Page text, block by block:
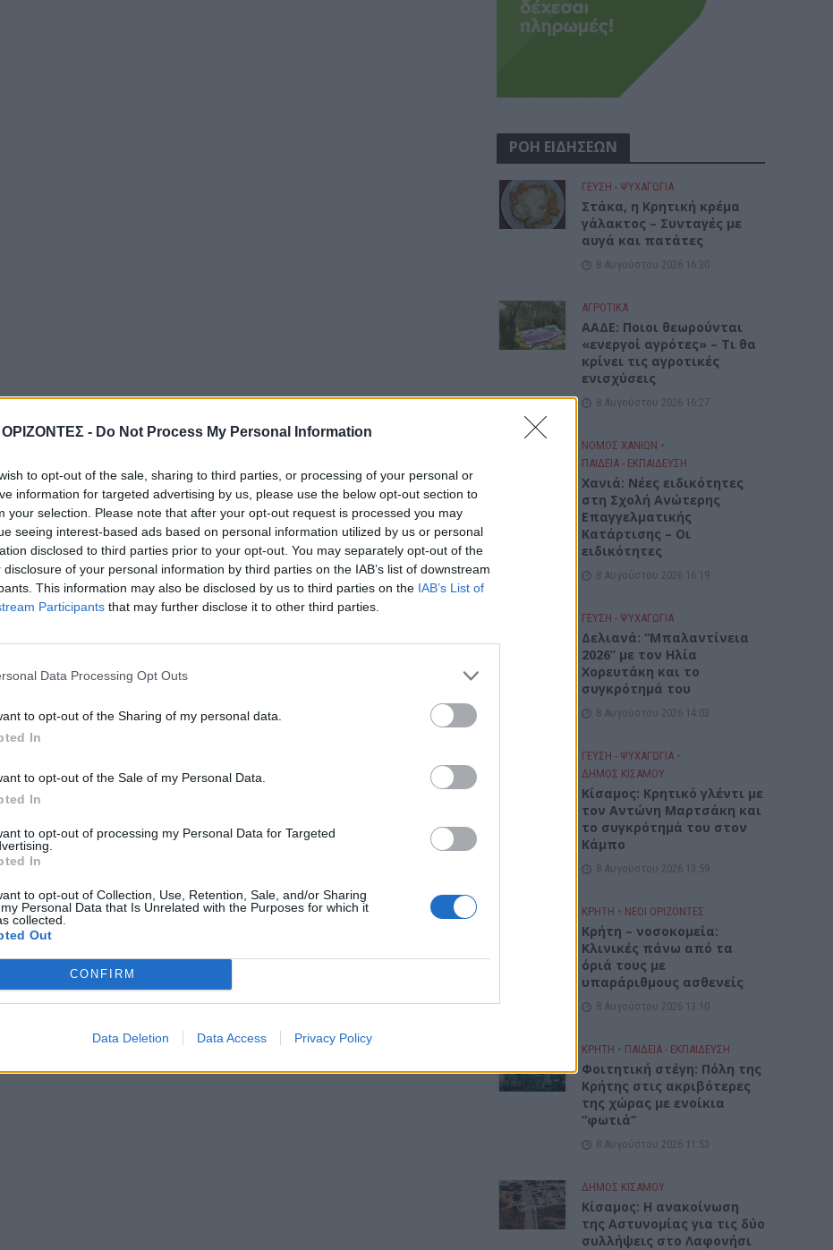
ΟΡΙΖΟΝΤΕΣ - Do Not Process My Personal Information
to opt-out of the sale, sharing to third parties, or processing of your personal or
information for targeted advertising by us, please use the below opt-out section to
your selection. Please note that after your opt-out request is processed you may
seeing interest-based ads based on personal information utilized by us or personal
disclosed to third parties prior to your opt-out. You may separately opt-out of the
disclosure of your personal information by third parties on the IAB’s list of downstream
This information may also be disclosed by us to third parties on the IAB’s List of
Participants that may further disclose it to other third parties.
Data Processing Opt Outs
to opt-out of the Sharing of my personal data.
In
to opt-out of the Sale of my Personal Data.
In
to opt-out of processing my Personal Data for Targeted
In
to opt-out of Collection, Use, Retention, Sale, and/or Sharing
Personal Data that Is Unrelated with the Purposes for which it
collected.
Out
CONFIRM
Data Deletion Data Access Privacy Policy
ΡΟΗ ΕΙΔΗΣΕΩΝ
ΓΕΎΣΗ - ΨΥΧΑΓΩΓΊΑ
Στάκα, η Κρητική κρέμα
γάλακτος – Συνταγές με
αυγά και πατάτες
8 Αυγούστου 2026 16:30
ΑΓΡΟΤΙΚΑ
ΑΑΔΕ: Ποιοι θεωρούνται
«ενεργοί αγρότες» – Τι θα
κρίνει τις αγροτικές
ενισχύσεις
8 Αυγούστου 2026 16:27
ΝΟΜΌΣ ΧΑΝΊΩΝ •
ΠΑΙΔΕΙΑ - ΕΚΠΑΙΔΕΥΣΗ
Χανιά: Νέες ειδικότητες
στη Σχολή Ανώτερης
Επαγγελματικής
Κατάρτισης – Οι
ειδικότητες
8 Αυγούστου 2026 16:19
ΓΕΎΣΗ - ΨΥΧΑΓΩΓΊΑ
Δελιανά: “Μπαλαντίνεια
2026” με τον Ηλία
Χορευτάκη και το
συγκρότημά του
8 Αυγούστου 2026 14:03
ΓΕΎΣΗ - ΨΥΧΑΓΩΓΊΑ •
ΔΉΜΟΣ ΚΙΣΆΜΟΥ
Kίσαμος: Κρητικό γλέντι με
τον Αντώνη Μαρτσάκη και
το συγκρότημά του στον
Κάμπο
8 Αυγούστου 2026 13:59
ΚΡΗΤΗ • ΝΕΟΙ ΟΡΙΖΟΝΤΕΣ
Κρήτη – νοσοκομεία:
Κλινικές πάνω από τα
όριά τους με
υπαράριθμους ασθενείς
8 Αυγούστου 2026 13:10
ΚΡΗΤΗ • ΠΑΙΔΕΙΑ - ΕΚΠΑΙΔΕΥΣΗ
Φοιτητική στέγη: Πόλη της
Κρήτης στις ακριβότερες
της χώρας με ενοίκια
“φωτιά”
8 Αυγούστου 2026 11:53
ΔΉΜΟΣ ΚΙΣΆΜΟΥ
Κίσαμος: Η ανακοίνωση
της Αστυνομίας για τις δύο
συλλήψεις στο Λαφονήσι